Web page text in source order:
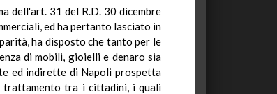
dell'art. 31 del R.D. 30 dicembre
ed ha pertanto lasciato in
ha disposto che tanto per le
di mobili, gioielli e denaro sia
ed indirette di Napoli prospetta
trattamento tra i cittadini, i quali